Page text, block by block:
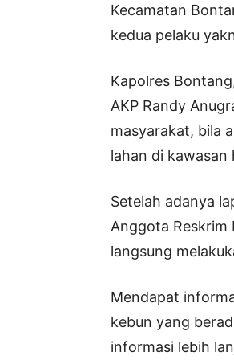
Kecamatan
kedua pelaku
Kapolres
AKP Randy
masyarakat, bila
lahan di kawasan
Setelah adanya
Anggota Reskrim
langsung
Mendapat
kebun yang
informasi lebih